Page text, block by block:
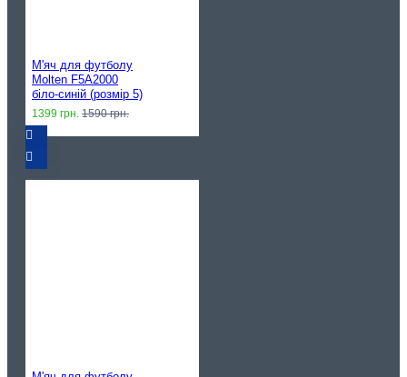
М'яч для футболу
Molten F5A2000
біло-синій (розмір 5)
1399 грн. 1590 грн.